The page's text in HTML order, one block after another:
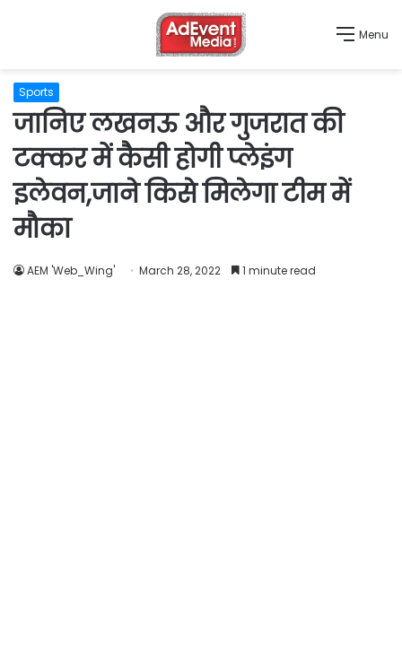
Menu
Sports
जानिए लखनऊ और गुजरात की
टक्कर में कैसी होगी प्लेइंग
इलेवन,जाने किसे मिलेगा टीम में
मौका
AEM 'Web_Wing' March 28, 2022 1 minute read